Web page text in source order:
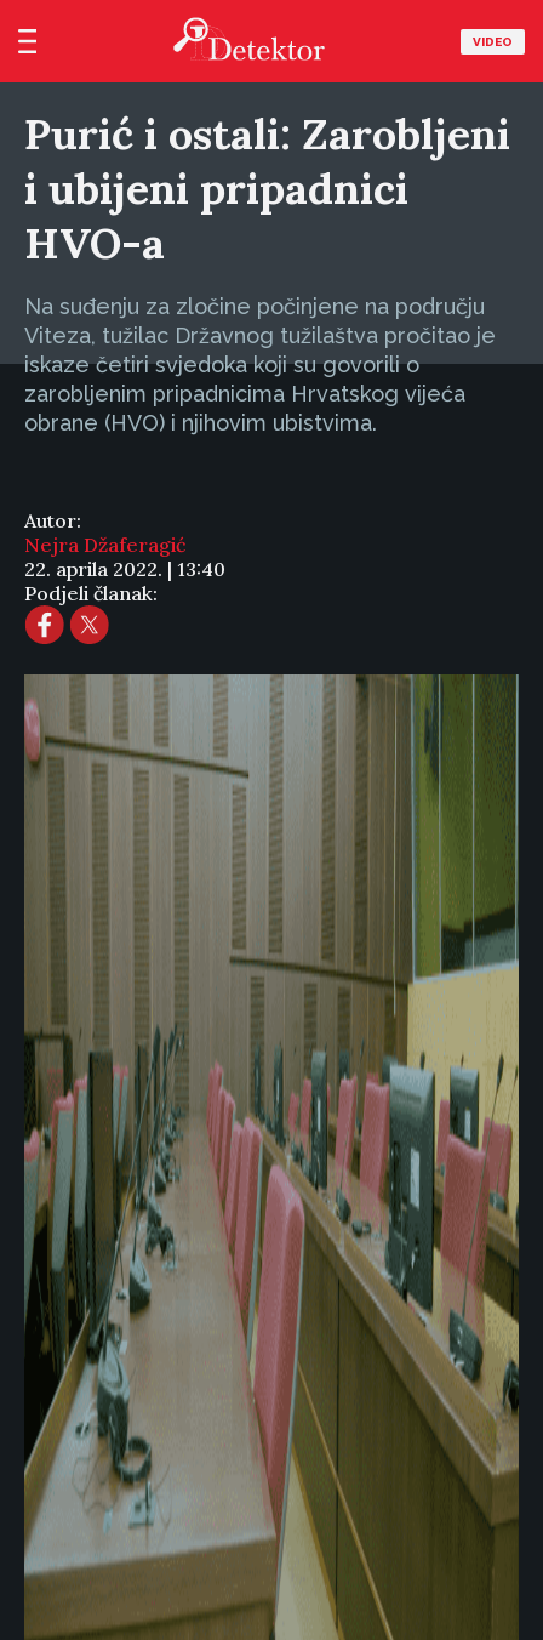
VIDEO
Purić i ostali: Zarobljeni
i ubijeni pripadnici
HVO-a
Na suđenju za zločine počinjene na području
Viteza, tužilac Državnog tužilaštva pročitao je
iskaze četiri svjedoka koji su govorili o
zarobljenim pripadnicima Hrvatskog vijeća
obrane (HVO) i njihovim ubistvima.
Autor:
Nejra Džaferagić
22. aprila 2022. | 13:40
Podjeli članak: